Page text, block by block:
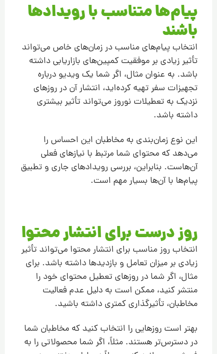
پیام‌ها متناسب با رویدادها
باشند
انتخاب پیام‌های مناسب در زمان‌های خاص می‌تواند
تأثیر زیادی بر موفقیت کمپین‌های بازاریابی داشته
باشد. به عنوان مثال، اگر شما یک ویدیو درباره
تجهیزات سفر تهیه کرده‌اید، انتشار آن در روزهای
نزدیک به تعطیلات نوروز می‌تواند تأثیر بیشتری
داشته باشد.
این نوع زمان‌بندی به مخاطبان این احساس را
می‌دهد که محتوای شما مرتبط با نیازهای فعلی
آن‌هاست. بنابراین، بررسی رویدادهای جاری و تطبیق
پیام‌ها با آن‌ها بسیار مهم است.
روز درست برای انتشار محتوا
انتخاب روز مناسب برای انتشار محتوا می‌تواند تأثیر
زیادی بر میزان تعامل و بازدیدها داشته باشد. برای
مثال، اگر شما در روزهای تعطیل محتوای خود را
منتشر کنید، ممکن است به دلیل عدم فعالیت
مخاطبان، تأثیرگذاری کمتری داشته باشید.
بهتر است روزهایی را انتخاب کنید که مخاطبان شما
در دسترس‌تر هستند. مثلاً، اگر شما محصولاتی را به